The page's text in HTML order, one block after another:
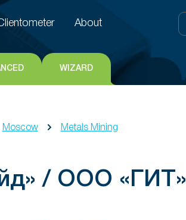
Clientometer
About
WIZARD
Moscow Metals Mining
/ ООО «ГИТ»